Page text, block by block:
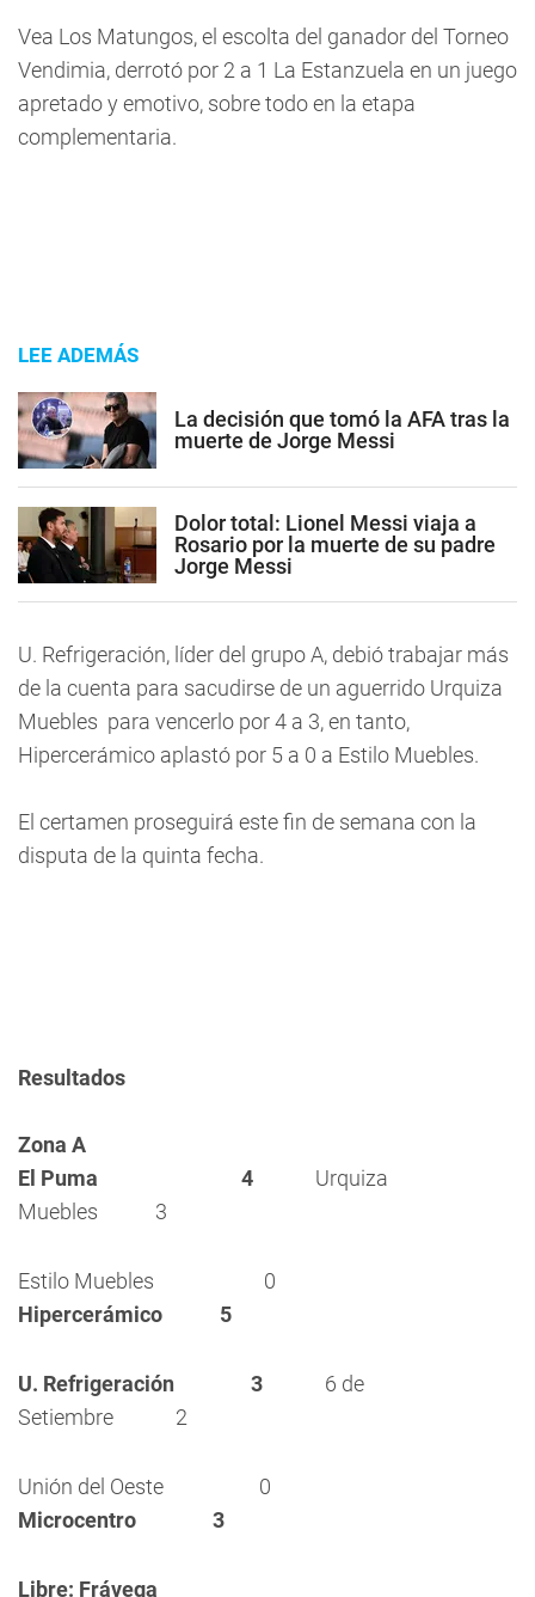
Vea Los Matungos, el escolta del ganador del Torneo
Vendimia, derrotó por 2 a 1 La Estanzuela en un juego
apretado y emotivo, sobre todo en la etapa
complementaria.
LEE ADEMÁS
La decisión que tomó la AFA tras la
muerte de Jorge Messi
Dolor total: Lionel Messi viaja a
Rosario por la muerte de su padre
Jorge Messi
U. Refrigeración, líder del grupo A, debió trabajar más
de la cuenta para sacudirse de un aguerrido Urquiza
Muebles para vencerlo por 4 a 3, en tanto,
Hipercerámico aplastó por 5 a 0 a Estilo Muebles.
El certamen proseguirá este fin de semana con la
disputa de la quinta fecha.
Resultados
Zona A
El Puma 4 Urquiza
Muebles 3
Estilo Muebles 0
Hipercerámico 5
U. Refrigeración 3 6 de
Setiembre 2
Unión del Oeste 0
Microcentro 3
Libre: Frávega